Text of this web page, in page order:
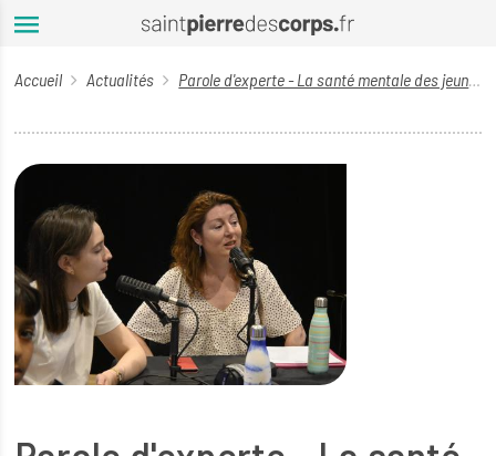
Aller au contenu principal
Accueil Actualités Parole d'experte - La santé mentale des jeunes au cœur des préoccupations